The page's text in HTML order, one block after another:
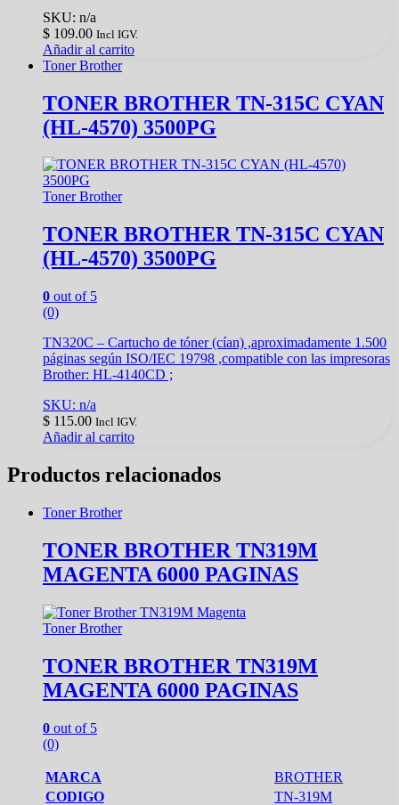
SKU: n/a
$ 109.00 Incl IGV.
Añadir al carrito
Toner Brother
TONER BROTHER TN-315C CYAN
(HL-4570) 3500PG
Toner Brother
TONER BROTHER TN-315C CYAN
(HL-4570) 3500PG
0 out of 5
(0)
TN320C – Cartucho de tóner (cían) ,aproximadamente 1.500
páginas según ISO/IEC 19798 ,compatible con las impresoras
Brother: HL-4140CD ;
SKU: n/a
$ 115.00 Incl IGV.
Añadir al carrito
Productos relacionados
Toner Brother
TONER BROTHER TN319M
MAGENTA 6000 PAGINAS
Toner Brother
TONER BROTHER TN319M
MAGENTA 6000 PAGINAS
0 out of 5
(0)
MARCA
BROTHER
CODIGO
TN-319M